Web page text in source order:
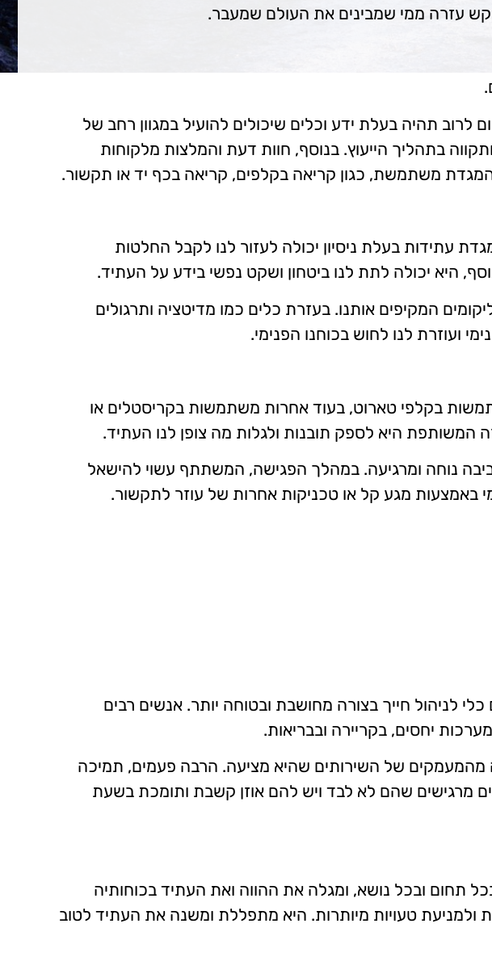
עזרה ממי שמבינים את העולם שמעבר.
לרוב תהיה בעלת ידע וכלים שיכולים להועיל במגוון רחב של
בתהליך הייעוץ. בנוסף, חוות דעת והמלצות מלקוחות
משתמשת, כגון קריאה בקלפים, קריאה בכף יד או תקשור.
עתידות בעלת ניסיון יכולה לעזור לנו לקבל החלטות
היא יכולה לתת לנו ביטחון ושקט נפשי בידע על העתיד.
המקיפים אותנו. בעזרת כלים כמו מדיטציה ותרגולים
ועוזרת לנו לחוש בכוחנו הפנימי.
בקלפי טארוט, בעוד אחרות משתמשות בקריסטלים או
המשותפת היא לספק תובנות ולגלות מה צופן לנו העתיד.
נוחה ומרגיעה. במהלך הפגישה, המשתתף עשוי להישאל
באמצעות מגע קל או טכניקות אחרות של עוזר לתקשור.
חייך בצורה מחושבת ובטוחה יותר. אנשים רבים
יחסים, בקריירה ובבריאות.
מהמעמקים של השירותים שהיא מציעה. הרבה פעמים, תמיכה
מרגישים שהם לא לבד ויש להם אוזן קשבת ותומכת בשעת
16 שנים. היא מסייעת לאנשים בכל תחום ובכל נושא, ומגלה את ההווה ואת העתיד בכוחותיה
טעויות מיותרות. היא מתפללת ומשנה את העתיד לטוב